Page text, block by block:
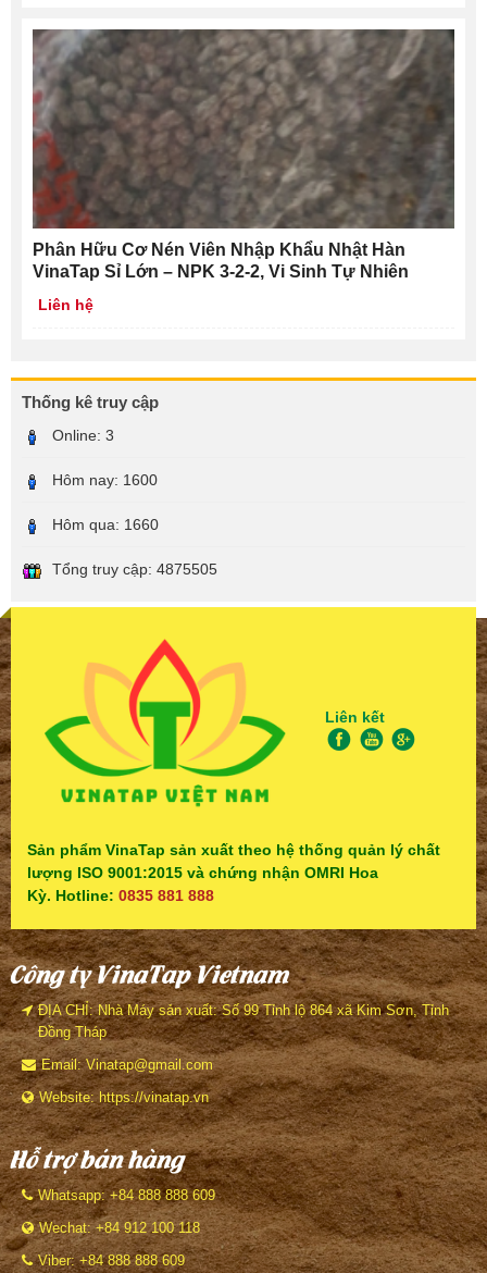
Phân Hữu Cơ Nén Viên Nhập Khẩu Nhật Hàn
VinaTap Sỉ Lớn – NPK 3-2-2, Vi Sinh Tự Nhiên
Liên hệ
Thống kê truy cập
Online: 3
Hôm nay: 1600
Hôm qua: 1660
Tổng truy cập: 4875505
Liên kết
Sản phẩm VinaTap sản xuất theo hệ thống quản lý chất
lượng ISO 9001:2015 và chứng nhận OMRI Hoa
Kỳ. Hotline: 0835 881 888
Công ty VinaTap Vietnam
ĐỊA CHỈ: Nhà Máy sản xuất: Số 99 Tỉnh lộ 864 xã Kim Sơn, Tỉnh
Đồng Tháp
Email: Vinatap@gmail.com
Website: https://vinatap.vn
Hỗ trợ bán hàng
Whatsapp: +84 888 888 609
Wechat: +84 912 100 118
Viber: +84 888 888 609